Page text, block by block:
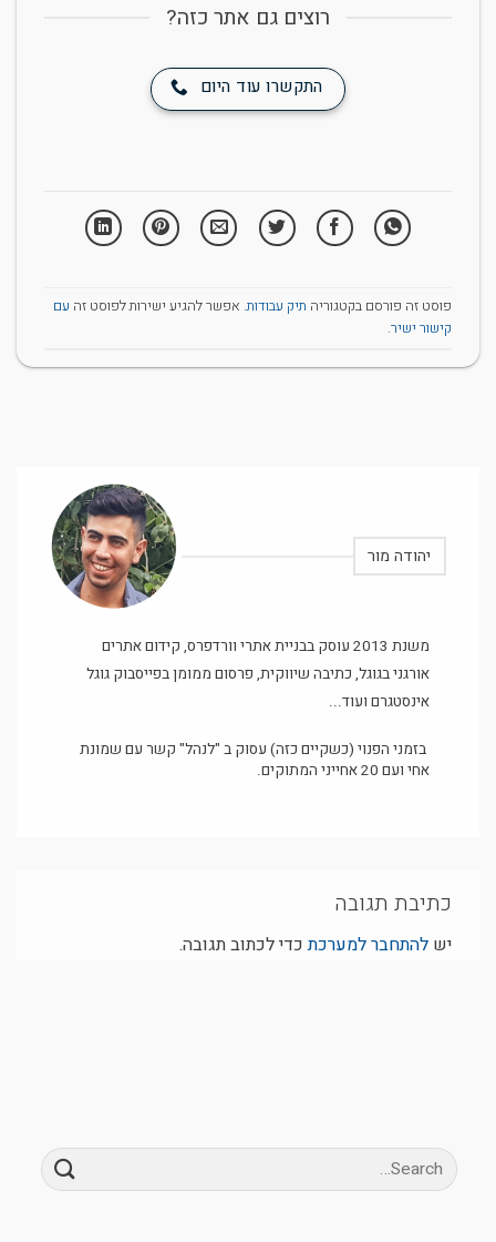
רוצים גם אתר כזה?
התקשרו עוד היום
פוסט זה פורסם בקטגוריה תיק עבודות. אפשר להגיע ישירות לפוסט זה עם
קישור ישיר.
יהודה מור
משנת 2013 עוסק בבניית אתרי וורדפרס, קידום אתרים
אורגני בגוגל, כתיבה שיווקית, פרסום ממומן בפייסבוק גוגל
אינסטגרם ועוד...
בזמני הפנוי (כשקיים כזה) עסוק ב "לנהל" קשר עם שמונת
אחי ועם 20 אחייני המתוקים.
כתיבת תגובה
יש להתחבר למערכתכדי לכתוב תגובה.